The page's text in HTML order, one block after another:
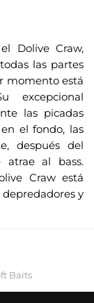
Dolive Craw,
las partes
momento está
excepcional
las picadas
el fondo, las
después del
al bass.
Craw está
y
Baits